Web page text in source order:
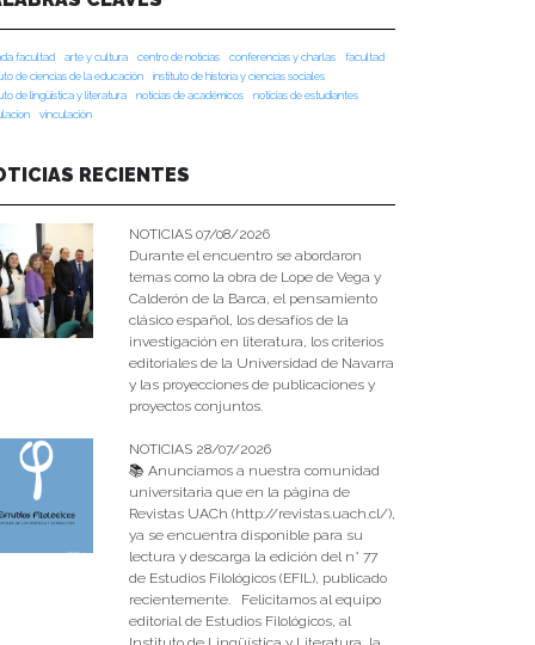
facultad arte y cultura centro de noticias conferencias y charlas
facultad
de ciencias de la educación
instituto de historia y ciencias sociales
de lingüística y literatura
noticias de académicos
noticias de estudiantes
vinculación
RECIENTES
NOTICIAS 07/08/2026
Durante el encuentro se abordaron
temas como la obra de Lope de Vega y
Calderón de la Barca, el pensamiento
clásico español, los desafíos de la
investigación en literatura, los criterios
editoriales de la Universidad de Navarra
y las proyecciones de publicaciones y
proyectos conjuntos.
NOTICIAS 28/07/2026
📚 Anunciamos a nuestra comunidad
universitaria que en la página de
Revistas UACh (http://revistas.uach.cl/),
ya se encuentra disponible para su
lectura y descarga la edición del n° 77
de Estudios Filológicos (EFIL), publicado
recientemente. Felicitamos al equipo
editorial de Estudios Filológicos, al